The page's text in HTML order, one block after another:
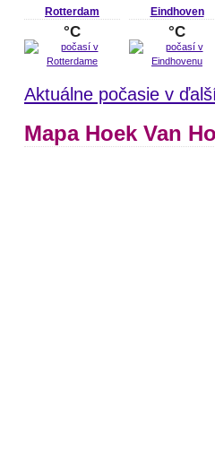
Rotterdam
°C
Eindhoven
°C
Aktuálne počasie v
Mapa Hoek Van